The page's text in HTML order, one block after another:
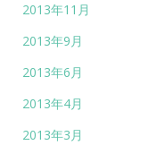
2013年11月
2013年9月
2013年6月
2013年4月
2013年3月